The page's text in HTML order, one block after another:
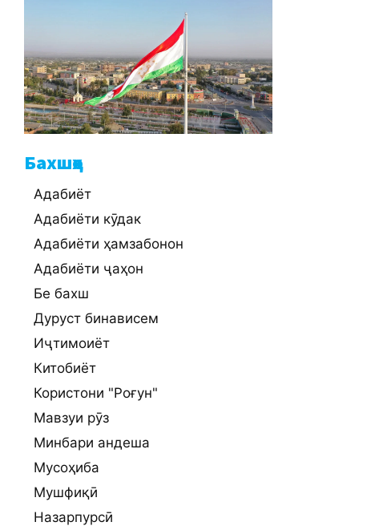
Бахшҳо
Адабиёт
Адабиёти кӯдак
Адабиёти ҳамзабонон
Адабиёти ҷаҳон
Бе бахш
Дуруст бинависем
Иҷтимоиёт
Китобиёт
Користони "Роғун"
Мавзуи рӯз
Минбари андеша
Мусоҳиба
Мушфиқӣ
Назарпурсӣ